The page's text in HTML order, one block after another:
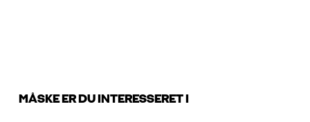
MÅSKE ER DU INTERESSERET I